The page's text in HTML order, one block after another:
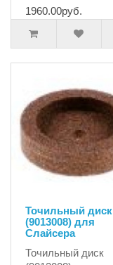
1960.00руб.
Точильный диск
(9013008) для
Слайсера
Точильный диск